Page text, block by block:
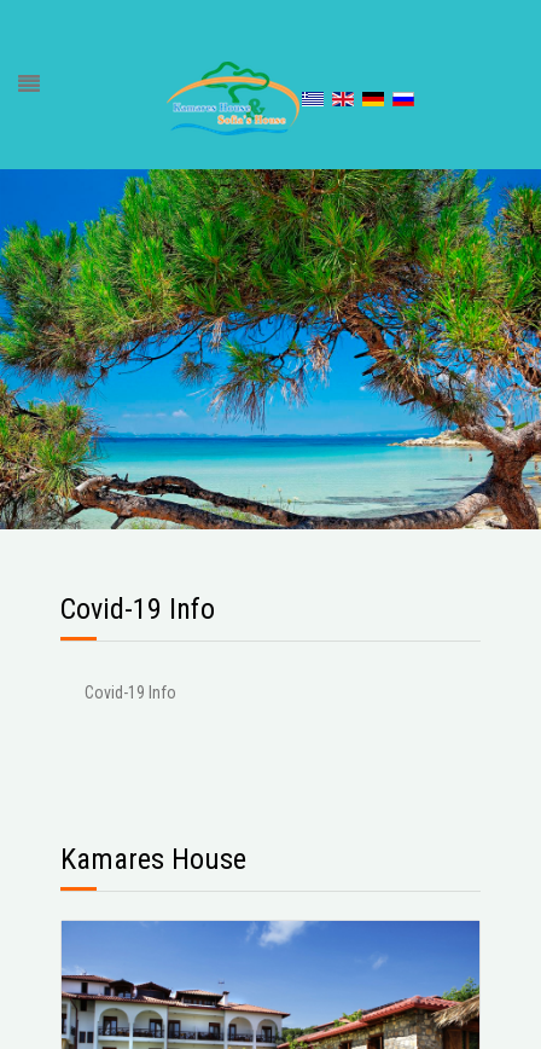
Covid-19 Info
Covid-19 Info
Kamares House